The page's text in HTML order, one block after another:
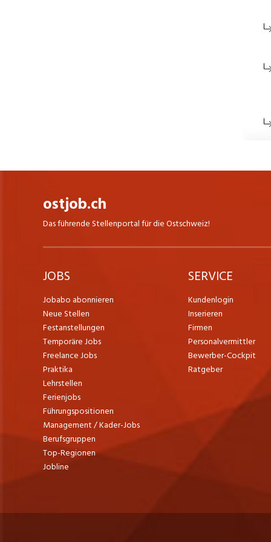
ostjob.ch
Das führende Stellenportal für die Ostschweiz!
JOBS
Jobabo abonnieren
Neue Stellen
Festanstellungen
Temporäre Jobs
Freelance Jobs
Praktika
Lehrstellen
Ferienjobs
Führungspositionen
Management / Kader-Jobs
Berufsgruppen
Top-Regionen
Jobline
SERVICE
Kundenlogin
Inserieren
Firmen
Personalvermittler
Bewerber-Cockpit
Ratgeber